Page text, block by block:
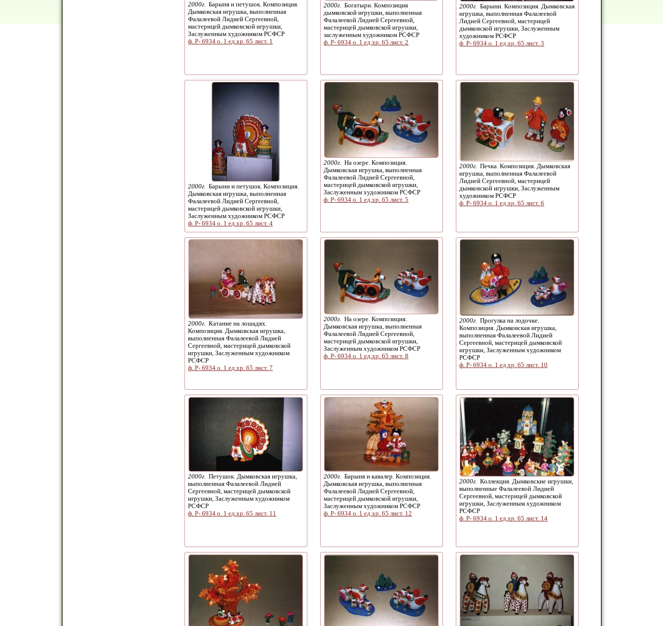
2000г. Барыня и петушок. Композиция.
Дымковская игрушка, выполненная
Фалалеевой Лидией Сергеевной,
мастерицей дымковской игрушки,
Заслуженным художником РСФСР
ф. Р- 6934 о. 1 ед.хр. 65 лист. 1
2000г.
Богатыри. Композиция
дымковской игрушки, выполненная
Фалалеевой Лидией Сергеевной,
мастерицей дымковской игрушки,
заслуженным художником РСФСР
ф. Р- 6934 о. 1 ед.хр. 65 лист. 2
2000г.
Барыни. Композиция. Дымковская
игрушка, выполненная Фалалеевой
Лидией Сергеевной, мастерицей
дымковской игрушки, Заслуженным
художником РСФСР
ф. Р- 6934 о. 1 ед.хр. 65 лист. 3
2000г. Барыни и петушок. Композиция.
Дымковская игрушка, выполненная
Фалалеевой Лидией Сергеевной,
мастерицей дымковской игрушки,
Заслуженным художником РСФСР
ф. Р- 6934 о. 1 ед.хр. 65 лист. 4
2000г. На озере. Композиция.
Дымковская игрушка, выполненная
Фалалеевой Лидией Сергеевной,
мастерицей дымковской игрушки,
Заслуженным художником РСФСР
ф. Р- 6934 о. 1 ед.хр. 65 лист. 5
2000г. Печка. Композиция. Дымковская
игрушка, выполненная Фалалеевой
Лидией Сергеевной, мастерицей
дымковской игрушки, Заслуженным
художником РСФСР
ф. Р- 6934 о. 1 ед.хр. 65 лист. 6
2000г.
Катание на лошадях.
Композиция. Дымковская игрушка,
выполненная Фалалеевой Лидией
Сергеевной, мастерицей дымковской
игрушки, Заслуженным художником
РСФСР
ф. Р- 6934 о. 1 ед.хр. 65 лист. 7
2000г. На озере. Композиция.
Дымковская игрушка, выполненная
Фалалеевой Лидией Сергеевной,
мастерицей дымковской игрушки,
Заслуженным художником РСФСР
ф. Р- 6934 о. 1 ед.хр. 65 лист. 8
2000г. Прогулка на лодочке.
Композиция. Дымковская игрушка,
выполненная Фалалеевой Лидией
Сергеевной, мастерицей дымковской
игрушки, Заслуженным художником
РСФСР
ф. Р- 6934 о. 1 ед.хр. 65 лист. 10
2000г. Петушок. Дымковская игрушка,
выполненная Фалалеевой Лидией
Сергеевной, мастерицей дымковской
игрушки, Заслуженным художником
РСФСР
ф. Р- 6934 о. 1 ед.хр. 65 лист. 11
2000г.
Барыня и кавалер. Композиция.
Дымковская игрушка, выполненная
Фалалеевой Лидией Сергеевной,
мастерицей дымковской игрушки,
Заслуженным художником РСФСР
ф. Р- 6934 о. 1 ед.хр. 65 лист. 12
2000г.
Коллекция. Дымковские игрушки,
выполненные Фалалеевой Лидией
Сергеевной, мастерицей дымковской
игрушки, Заслуженным художником
РСФСР
ф. Р- 6934 о. 1 ед.хр. 65 лист. 14